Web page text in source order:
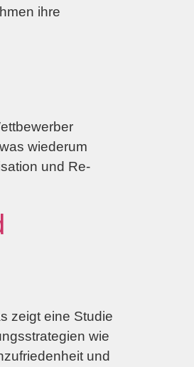
ihre
wiederum
und Re-
zeigt eine Studie
wie
und